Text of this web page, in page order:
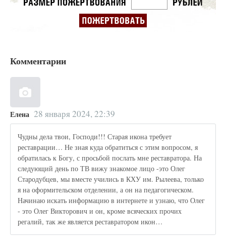
Комментарии
Елена 28 января 2024, 22:39
Чудны дела твои, Господи!!! Старая икона требует
реставрации… Не зная куда обратиться с этим вопросом, я
обратилась к Богу, с просьбой послать мне реставратора. На
следующий день по ТВ вижу знакомое лицо -это Олег
Стародубцев, мы вместе учились в КХУ им. Рылеева, только
я на оформительском отделении, а он на педагогическом.
Начинаю искать информацию в интернете и узнаю, что Олег
- это Олег Викторович и он, кроме всяческих прочих
регалий, так же является реставратором икон…